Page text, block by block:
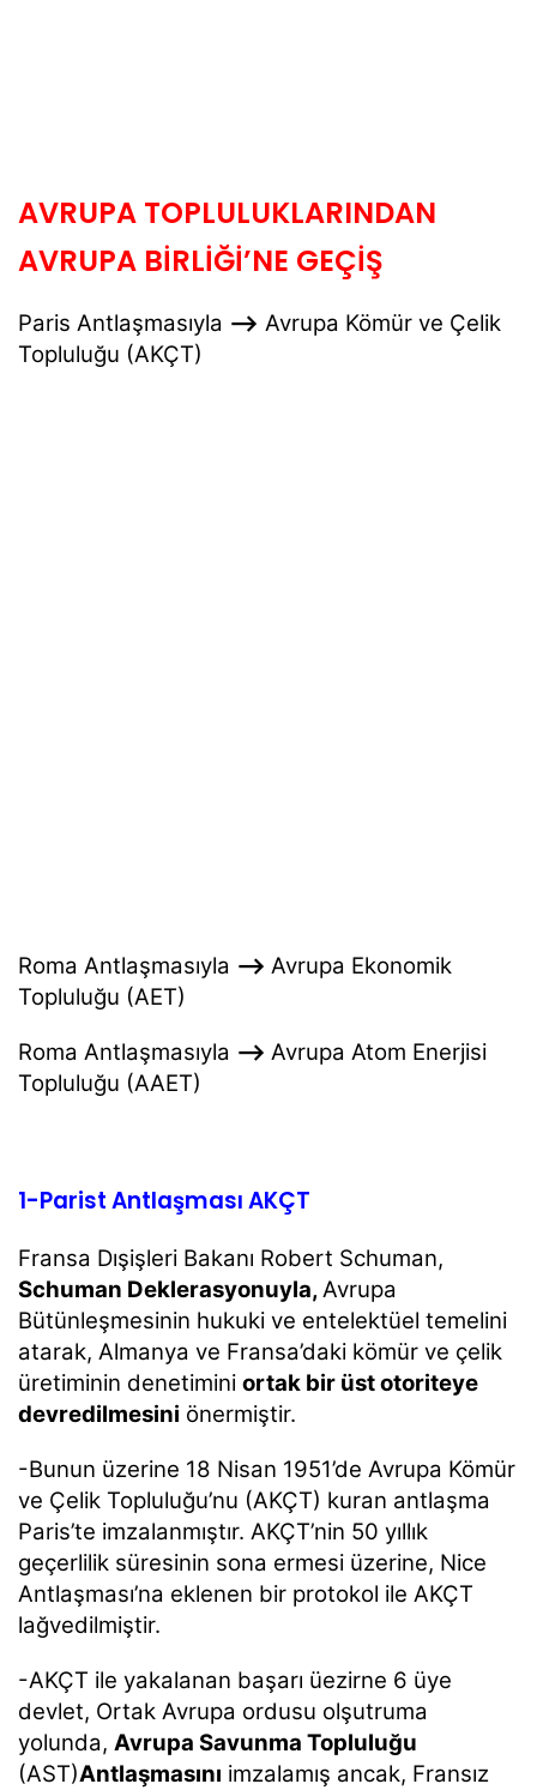
AVRUPA TOPLULUKLARINDAN
AVRUPA BİRLİĞİ’NE GEÇİŞ
Paris Antlaşmasıyla —-> Avrupa Kömür ve Çelik
Topluluğu (AKÇT)
Roma Antlaşmasıyla —-> Avrupa Ekonomik
Topluluğu (AET)
Roma Antlaşmasıyla —-> Avrupa Atom Enerjisi
Topluluğu (AAET)
1-Parist Antlaşması AKÇT
Fransa Dışişleri Bakanı Robert Schuman,
Schuman Deklerasyonuyla,Avrupa
Bütünleşmesinin hukuki ve entelektüel temelini
atarak, Almanya ve Fransa’daki kömür ve çelik
üretiminin denetimini ortak bir üst otoriteye
devredilmesini önermiştir.
-Bunun üzerine 18 Nisan 1951’de Avrupa Kömür
ve Çelik Topluluğu’nu (AKÇT) kuran antlaşma
Paris’te imzalanmıştır. AKÇT’nin 50 yıllık
geçerlilik süresinin sona ermesi üzerine, Nice
Antlaşması’na eklenen bir protokol ile AKÇT
lağvedilmiştir.
-AKÇT ile yakalanan başarı üezirne 6 üye
devlet, Ortak Avrupa ordusu olşutruma
yolunda, Avrupa Savunma Topluluğu
(AST)Antlaşmasını imzalamış ancak, Fransız